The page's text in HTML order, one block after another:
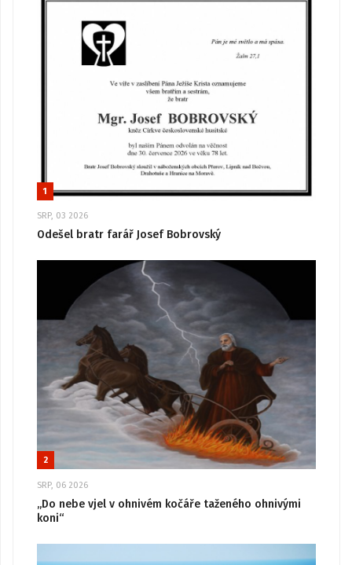
1
SRP, 03 2026
Odešel bratr farář Josef Bobrovský
2
SRP, 06 2026
„Do nebe vjel v ohnivém kočáře taženého ohnivými
koni“